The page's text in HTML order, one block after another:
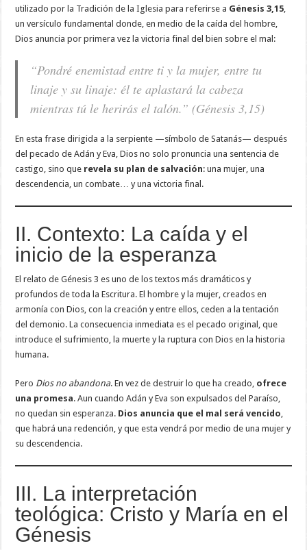
utilizado por la Tradición de la Iglesia para referirse a Génesis 3,15,
un versículo fundamental donde, en medio de la caída del hombre,
Dios anuncia por primera vez la victoria final del bien sobre el mal:
“Pondré enemistad entre ti y la mujer, entre tu
linaje y su linaje: él te aplastará la cabeza
mientras tú le herirás el talón.” (Génesis 3,15)
En esta frase dirigida a la serpiente —símbolo de Satanás— después
del pecado de Adán y Eva, Dios no solo pronuncia una sentencia de
castigo, sino que revela su plan de salvación: una mujer, una
descendencia, un combate… y una victoria final.
II. Contexto: La caída y el
inicio de la esperanza
El relato de Génesis 3 es uno de los textos más dramáticos y
profundos de toda la Escritura. El hombre y la mujer, creados en
armonía con Dios, con la creación y entre ellos, ceden a la tentación
del demonio. La consecuencia inmediata es el pecado original, que
introduce el sufrimiento, la muerte y la ruptura con Dios en la historia
humana.
Pero Dios no abandona. En vez de destruir lo que ha creado, ofrece
una promesa. Aun cuando Adán y Eva son expulsados del Paraíso,
no quedan sin esperanza. Dios anuncia que el mal será vencido,
que habrá una redención, y que esta vendrá por medio de una mujer y
su descendencia.
III. La interpretación
teológica: Cristo y María en el
Génesis